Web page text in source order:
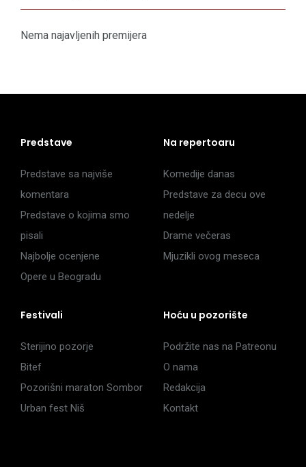
Nema najavljenih premijera
Predstave
Predstave sa najviše
komentara
Predstave o kojima smo
pisali
Najbolje ocenjene
Opere u Beogradu
Na repertoaru
Komedije danas
Predstave za decu ove
nedelje
Drame večeras
Mjuzikli ovog meseca
Festivali
Sterijino pozorje
Bitef
Pozorišni maraton Sombor
Urban fest Niš
Hoću u pozorište
Podržite nas na Patreonu
O nama
Redakcija
Kontakt